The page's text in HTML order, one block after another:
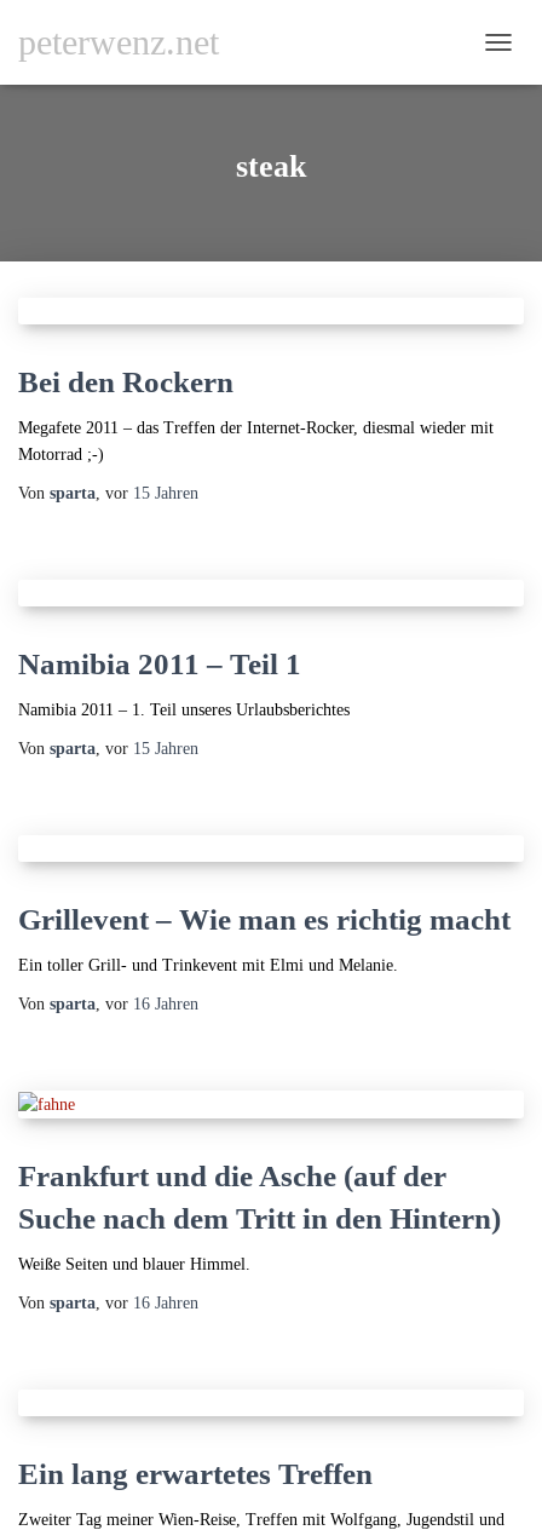
peterwenz.net
steak
Bei den Rockern
Megafete 2011 – das Treffen der Internet-Rocker, diesmal wieder mit
Motorrad ;-)
Von sparta, vor 15 Jahren
Namibia 2011 – Teil 1
Namibia 2011 – 1. Teil unseres Urlaubsberichtes
Von sparta, vor 15 Jahren
Grillevent – Wie man es richtig macht
Ein toller Grill- und Trinkevent mit Elmi und Melanie.
Von sparta, vor 16 Jahren
Frankfurt und die Asche (auf der
Suche nach dem Tritt in den Hintern)
Weiße Seiten und blauer Himmel.
Von sparta , vor 16 Jahren
Ein lang erwartetes Treffen
Zweiter Tag meiner Wien-Reise, Treffen mit Wolfgang, Jugendstil und